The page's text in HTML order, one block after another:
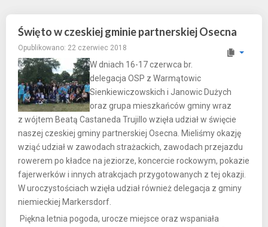
Święto w czeskiej gminie partnerskiej Osecna
Opublikowano: 22 czerwiec 2018
W dniach 16-17 czerwca br.
delegacja OSP z Warmątowic
Sienkiewiczowskich i Janowic Dużych
oraz grupa mieszkańców gminy wraz
z wójtem Beatą Castaneda Trujillo wzięła udział w święcie
naszej czeskiej gminy partnerskiej Osecna. Mieliśmy okazję
wziąć udział w zawodach strażackich, zawodach przejazdu
rowerem po kładce na jeziorze, koncercie rockowym, pokazie
fajerwerków i innych atrakcjach przygotowanych z tej okazji.
W uroczystościach wzięła udział również delegacja z gminy
niemieckiej Markersdorf.
Piękna letnia pogoda, urocze miejsce oraz wspaniała